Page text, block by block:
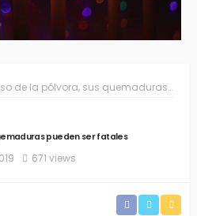
la pólvora, sus quemaduras pueden ser fatales
pueden ser fatales
671 views